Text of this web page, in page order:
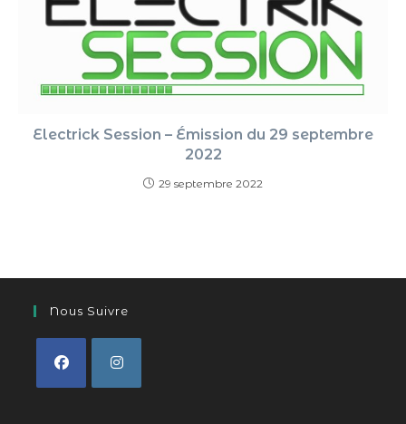
Electrick Session – Émission du 29 septembre
2022
29 septembre 2022
Nous Suivre